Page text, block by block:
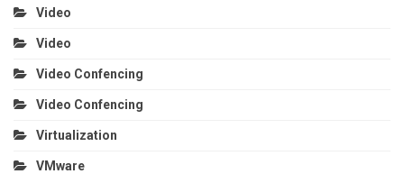
Video
Video
Video Confencing
Video Confencing
Virtualization
VMware